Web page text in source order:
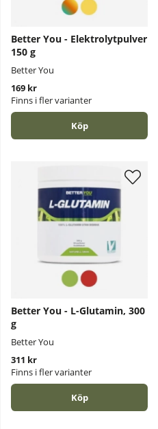
Better You - Elektrolytpulver
150 g
Better You
169 kr
Finns i fler varianter
Köp
Better You - L-Glutamin, 300
g
Better You
311 kr
Finns i fler varianter
Köp